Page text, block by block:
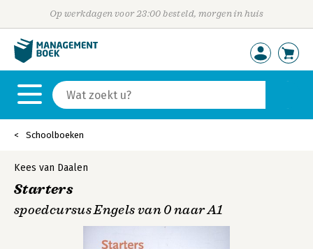
Op werkdagen voor 23:00 besteld, morgen in huis
Schoolboeken
Kees van Daalen
Starters
spoedcursus Engels van 0 naar A1